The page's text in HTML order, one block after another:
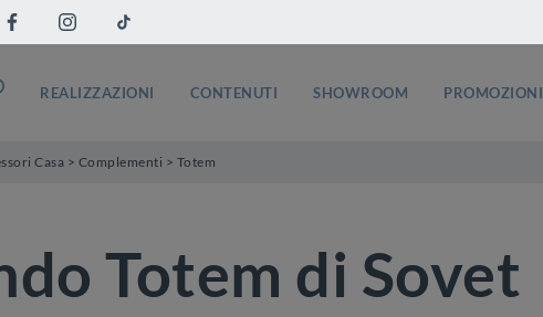
REALIZZAZIONI CONTENUTI SHOWROOM PROMOZIONI
Casa > Complementi > Totem
Totem di Sovet